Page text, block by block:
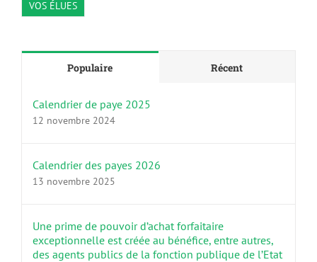
VOS ÉLUES
Populaire Récent
Calendrier de paye 2025
12 novembre 2024
Calendrier des payes 2026
13 novembre 2025
Une prime de pouvoir d’achat forfaitaire
exceptionnelle est créée au bénéfice, entre autres,
des agents publics de la fonction publique de l’Etat